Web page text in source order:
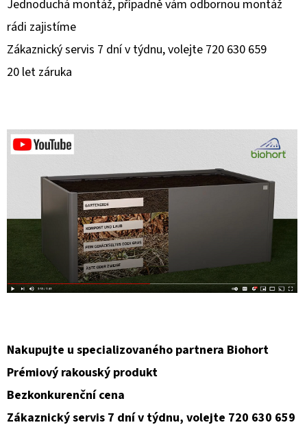
Jednoduchá montáž, případně vám odbornou montáž
rádi zajistíme
Zákaznický servis 7 dní v týdnu, volejte 720 630 659
20 let záruka
Nakupujte u specializovaného partnera Biohort
Prémiový rakouský produkt
Bezkonkurenční cena
Zákaznický servis 7 dní v týdnu, volejte 720 630 659